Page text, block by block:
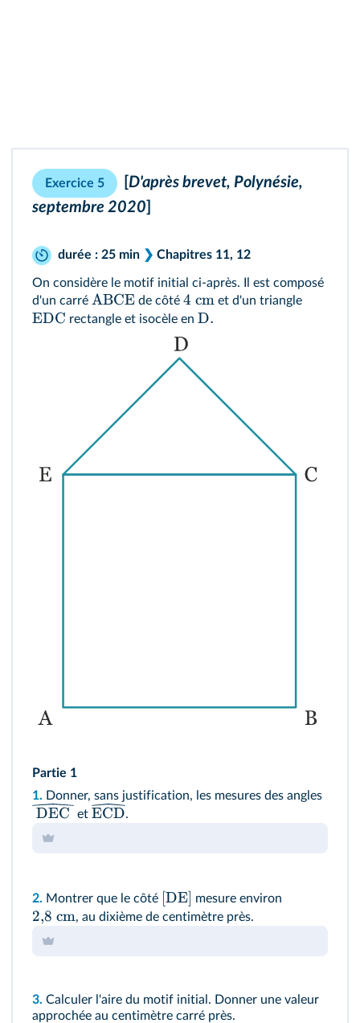
Exercice 5
D'après brevet, Polynésie,
septembre 2020]
durée : 25 min ❯ Chapitres 11, 12
On considère le motif initial ci-après. Il est composé
d'un carré ABCE de côté 4 cm et d'un triangle
EDC rectangle et isocèle en D.
Partie 1
1. Donner, sans justification, les mesures des angles
DEC et ECD.
2. Montrer que le côté [DE] mesure environ
2,8 cm, au dixième de centimètre près.
3. Calculer l'aire du motif initial. Donner une valeur
approchée au centimètre carré près.